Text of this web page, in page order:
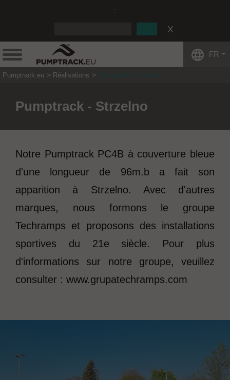
FR
Pumptrack.eu Réalisations Pumptrack - Strzelno
Pumptrack - Strzelno
Notre Pumptrack PC4B à couverture bleue
d'une longueur de 96m.b a fait son
apparition à Strzelno. Avec d'autres
marques, nous formons le groupe
Techramps et proposons des installations
sportives du 21e siècle. Pour plus
d'informations sur notre groupe, veuillez
consulter : www.grupatechramps.com